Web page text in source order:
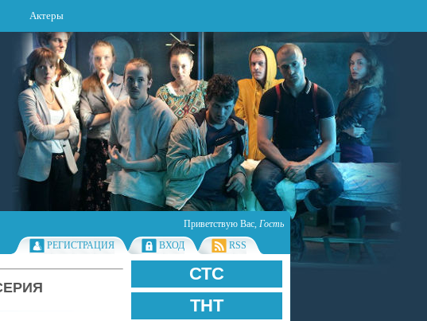
Актеры
Приветствую Вас, Гость
РЕГИСТРАЦИЯ
ВХОД RSS
СТС
ТНТ